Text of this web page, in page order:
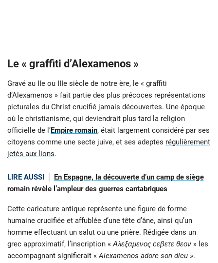
Le « graffiti d’Alexamenos »
Gravé au IIe ou IIIe siècle de notre ère, le « graffiti
d’Alexamenos » fait partie des plus précoces représentations
picturales du Christ crucifié jamais découvertes. Une époque
où le christianisme, qui deviendrait plus tard la religion
officielle de l’Empire romain, était largement considéré par ses
citoyens comme une secte juive, et ses adeptes régulièrement
jetés aux lions.
LIRE AUSSI
En Espagne, la découverte d’un camp de siège
romain révèle l’ampleur des guerres cantabriques
Cette caricature antique représente une figure de forme
humaine crucifiée et affublée d’une tête d’âne, ainsi qu’un
homme effectuant un salut ou une prière. Rédigée dans un
grec approximatif, l’inscription «Αλεξαμενος ϲεβετε θεον » les
accompagnant signifierait «Alexamenos adore son dieu ».